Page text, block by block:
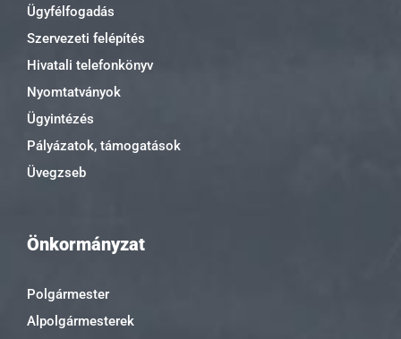
Ügyfélfogadás
Szervezeti felépítés
Hivatali telefonkönyv
Nyomtatványok
Ügyintézés
Pályázatok, támogatások
Üvegzseb
Önkormányzat
Polgármester
Alpolgármesterek